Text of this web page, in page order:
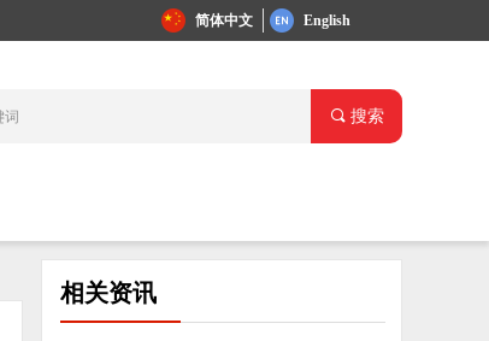
简体中文 English
끠 搜索
相关资讯